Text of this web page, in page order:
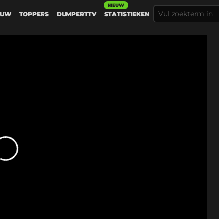
TOPPERS DUMPERTTV STATISTIEKEN
NIEUW